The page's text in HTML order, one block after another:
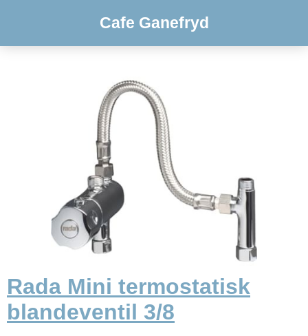
Cafe Ganefryd
Rada Mini termostatisk
blandeventil 3/8